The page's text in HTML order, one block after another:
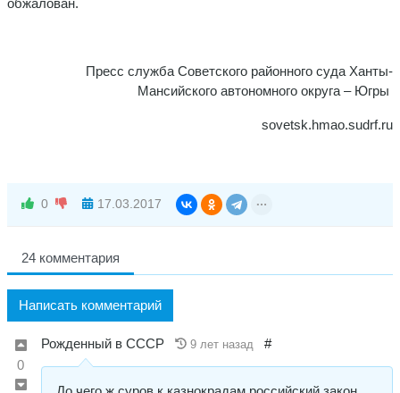
Пресс служба Советского районного суда Ханты-
Мансийского автономного округа – Югры
sovetsk.hmao.sudrf.ru
0 17.03.2017
24 комментария
Написать комментарий
0
Рожденный в СССР 9 лет назад #